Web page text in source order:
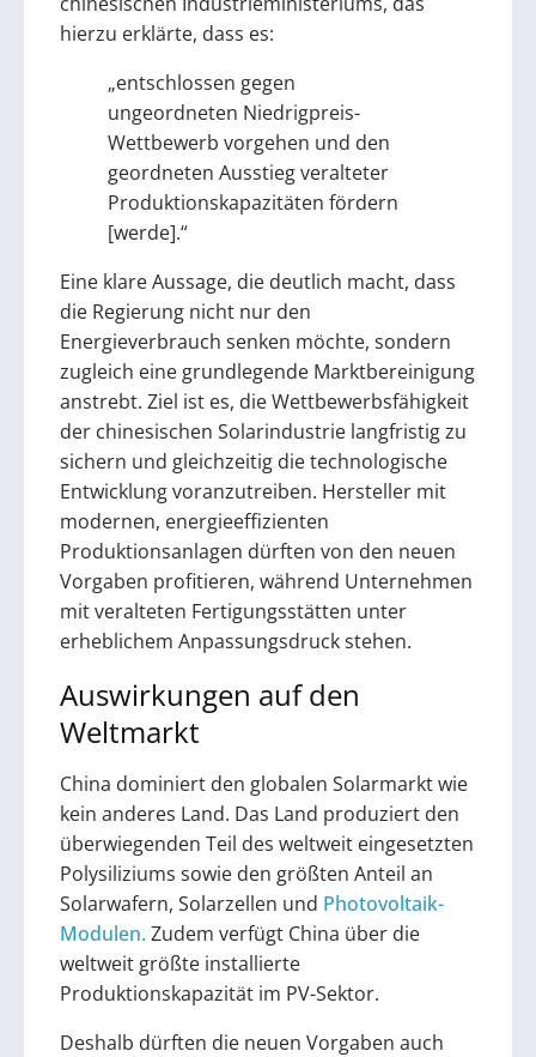
hierzu erklärte, dass es:
„entschlossen gegen
ungeordneten Niedrigpreis-
Wettbewerb vorgehen und den
geordneten Ausstieg veralteter
Produktionskapazitäten fördern
[werde].“
Eine klare Aussage, die deutlich macht, dass
die Regierung nicht nur den
Energieverbrauch senken möchte, sondern
zugleich eine grundlegende Marktbereinigung
anstrebt. Ziel ist es, die Wettbewerbsfähigkeit
der chinesischen Solarindustrie langfristig zu
sichern und gleichzeitig die technologische
Entwicklung voranzutreiben. Hersteller mit
modernen, energieeffizienten
Produktionsanlagen dürften von den neuen
Vorgaben profitieren, während Unternehmen
mit veralteten Fertigungsstätten unter
erheblichem Anpassungsdruck stehen.
Auswirkungen auf den
Weltmarkt
China dominiert den globalen Solarmarkt wie
kein anderes Land. Das Land produziert den
überwiegenden Teil des weltweit eingesetzten
Polysiliziums sowie den größten Anteil an
Solarwafern, Solarzellen und Photovoltaik-
Modulen. Zudem verfügt China über die
weltweit größte installierte
Produktionskapazität im PV-Sektor.
Deshalb dürften die neuen Vorgaben auch